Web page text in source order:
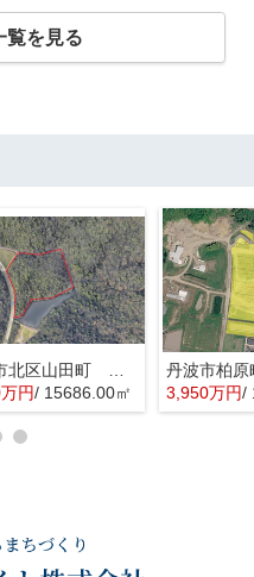
覧を見る
円/ 15686.00㎡
丹波市柏原
3,950万円/